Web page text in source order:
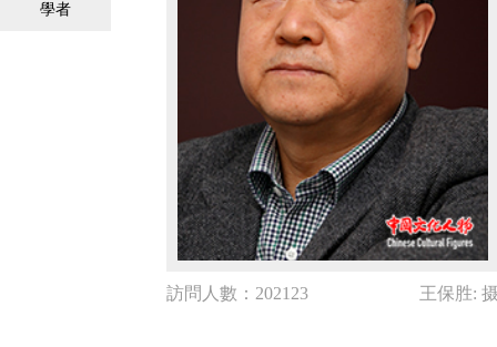
學者
訪問人數：202123 王保胜: